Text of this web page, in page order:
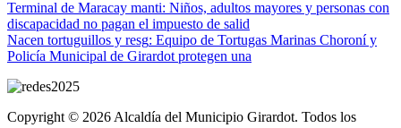
Terminal de Maracay manti: Niños, adultos mayores y personas con
discapacidad no pagan el impuesto de salid
Nacen tortuguillos y resg: Equipo de Tortugas Marinas Choroní y
Policía Municipal de Girardot protegen una
Copyright © 2026 Alcaldía del Municipio Girardot. Todos los